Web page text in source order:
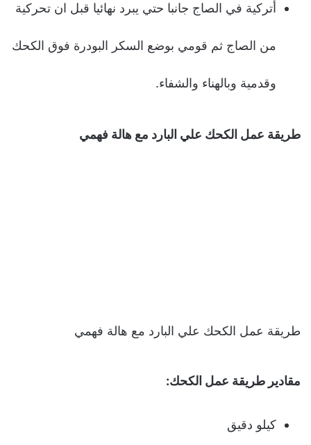
أتركية في الصاج جانبا حتي يبرد نهائيا قبل ان تحركية
من الصاج ثم قومي بوضع السكر البودرة فوق الكحك
وقدمية وبالهناء والشفاء.
طريقة عمل الكحك علي البارد مع هالة فهمي
طريقة عمل الكحك علي البارد مع هالة فهمي
مقادير طريقة عمل الكحك:
كيلو دقيق